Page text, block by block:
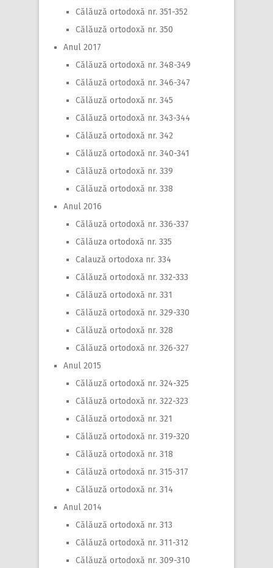
Călăuză ortodoxă nr. 351-352
Călăuză ortodoxă nr. 350
Anul 2017
Călăuză ortodoxă nr. 348-349
Călăuză ortodoxă nr. 346-347
Călăuză ortodoxă nr. 345
Călăuză ortodoxă nr. 343-344
Călăuză ortodoxă nr. 342
Călăuză ortodoxă nr. 340-341
Călăuză ortodoxă nr. 339
Călăuză ortodoxă nr. 338
Anul 2016
Călăuză ortodoxă nr. 336-337
Călăuza ortodoxă nr. 335
Calauză ortodoxa nr. 334
Călăuză ortodoxă nr. 332-333
Călăuză ortodoxă nr. 331
Călăuză ortodoxă nr. 329-330
Călăuză ortodoxă nr. 328
Călăuză ortodoxă nr. 326-327
Anul 2015
Călăuză ortodoxă nr. 324-325
Călăuză ortodoxă nr. 322-323
Călăuză ortodoxă nr. 321
Călăuză ortodoxă nr. 319-320
Călăuză ortodoxă nr. 318
Călăuză ortodoxă nr. 315-317
Călăuză ortodoxă nr. 314
Anul 2014
Călăuză ortodoxă nr. 313
Călăuză ortodoxă nr. 311-312
Călăuză ortodoxă nr. 309-310